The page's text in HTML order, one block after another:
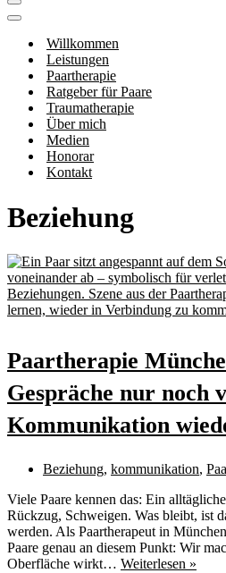
Navigations-
Menü
Navigations-
Willkommen
Leistungen
Paartherapie
Ratgeber für Paare
Traumatherapie
Über mich
Medien
Honorar
Kontakt
Beziehung
Paartherapie
Gespräche nur noch
Kommunikation
Beziehung, kommunikation,
Viele Paare kennen das: Ein
Rückzug, Schweigen. Was bleibt, ist
werden. Als Paartherapeut in
Paare genau an diesem Punkt: Wir
Oberfläche wirkt… Weiterlesen »